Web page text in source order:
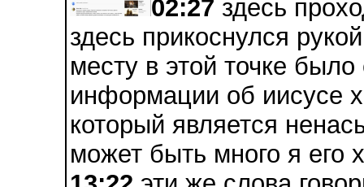
02:27 здесь
здесь прикоснулся
месту в этой точке
информации об иисусе
который является
может быть много я его